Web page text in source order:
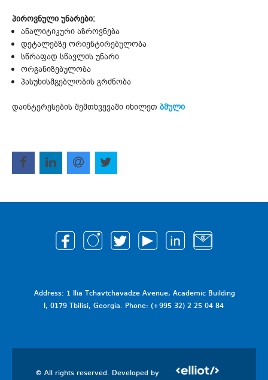
პიროვნული უნარები:
ანალიტიკური აზროვნება
დეტალებზე ორიენტირებულობა
სწრაფად სწავლის უნარი
ორგანიზებულობა
პასუხისმგებლობის გრძნობა
დაინტერესების შემთხვევაში იხილეთ ბმული
Address: 1 Ilia Tchavtchavadze Avenue, Academic Building
I, 0179 Tbilisi, Georgia. Phone: (+995 32) 2 25 04 84
© All rights reserved. Developed by